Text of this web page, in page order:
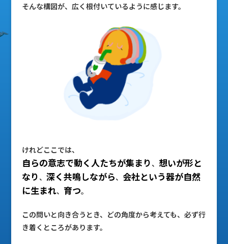
そんな構図が、広く根付いているように感じます。
けれどここでは、
自らの意志で動く人たちが集まり、 想いが形と
なり、 深く共鳴しながら、 会社という器が自然
に生まれ、 育つ。
この問いと向き合うとき、どの角度から考えても、必ず行
き着くところがあります。